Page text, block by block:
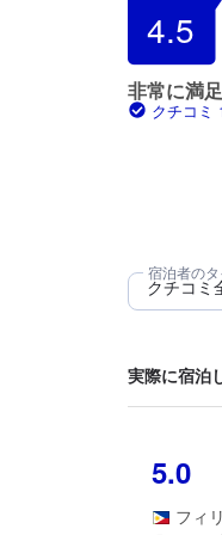
4.5
非常に満足
クチコミ
実際に宿泊
5.0
フィ